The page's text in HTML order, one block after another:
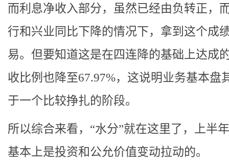
而利息净收入部分，虽然已经由负转正，
行和兴业同比下降的情况下，拿到这个成
易。但要知道这是在四连降的基础上达成
收比例也降至67.97%，这说明业务基本盘
于一个比较挣扎的阶段。
所以综合来看，“水分”就在这里了，上半
基本上是投资和公允价值变动拉动的。